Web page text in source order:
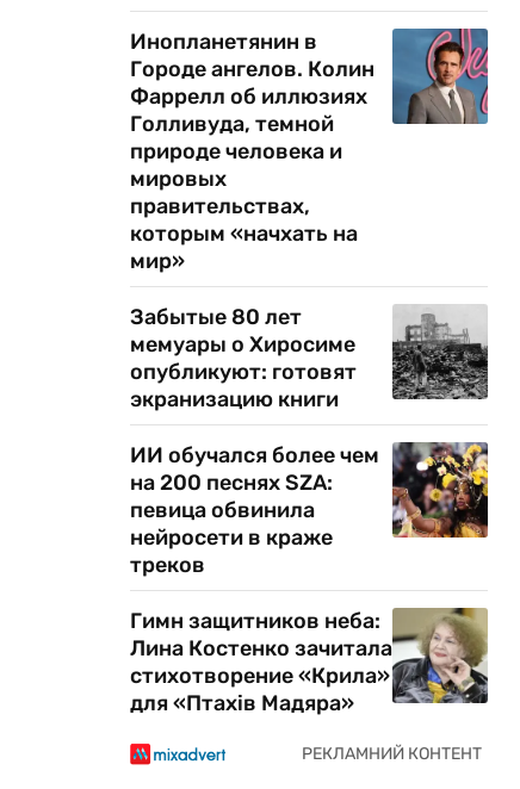
Инопланетянин в
Городе ангелов. Колин
Фаррелл об иллюзиях
Голливуда, темной
природе человека и
мировых
правительствах,
которым «начхать на
мир»
Забытые 80 лет
мемуары о Хиросиме
опубликуют: готовят
экранизацию книги
ИИ обучался более чем
на 200 песнях SZA:
певица обвинила
нейросети в краже
треков
Гимн защитников неба:
Лина Костенко зачитала
стихотворение «Крила»
для «Птахів Мадяра»